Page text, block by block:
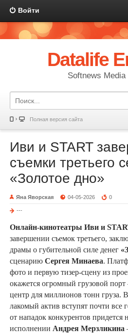
Войти
Datalife
Softnews Media
Полная версия сайта
Иви и START
съемки третьего
«Золотое дно»
Яна Яворская 04-05-2026 0
---
Онлайн-кинотеатры Иви и
завершении съемок третьего,
драмы о губительной силе денег
сценарию Сергея Минаева.
фото и первую тизер-сцену из
окажется огромный грузовой
центр для миллионов тонн груза.
лакомый актив вступят почти все
от нападок конкурентов придется
исполнении Андрея Мерзликина